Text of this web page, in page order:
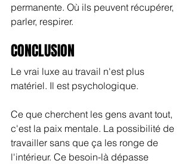
permanente. Où ils peuvent récupérer,
parler, respirer.
CONCLUSION
Le vrai luxe au travail n'est plus
matériel. Il est psychologique.
Ce que cherchent les gens avant tout,
c'est la paix mentale. La possibilité de
travailler sans que ça les ronge de
l'intérieur. Ce besoin-là dépasse